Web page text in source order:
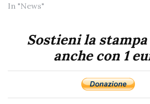
In "News"
Sostieni la
anche con 1